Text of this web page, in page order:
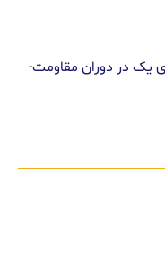
یک در دوران مقاومت-